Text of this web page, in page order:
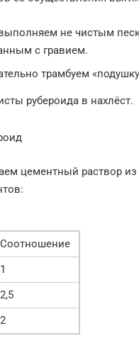
не чистым
с гравием.
трамбуем
рубероида в нахлёст.
цементный раствор
Соотношение
1
2,5
2